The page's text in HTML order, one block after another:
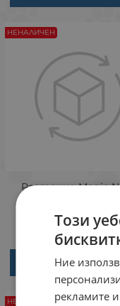
Растение Magic
Garden 10см от
ДЕТАЙЛИ
НЕНАЛИЧЕН
НЕНАЛИЧЕН
Този
Ние
рекламите